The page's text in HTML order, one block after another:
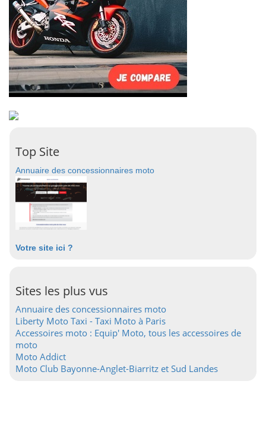
Top Site
Annuaire des concessionnaires moto
Votre site ici ?
Sites les plus vus
Annuaire des concessionnaires moto
Liberty Moto Taxi - Taxi Moto à Paris
Accessoires moto : Equip' Moto, tous les accessoires de
moto
Moto Addict
Moto Club Bayonne-Anglet-Biarritz et Sud Landes